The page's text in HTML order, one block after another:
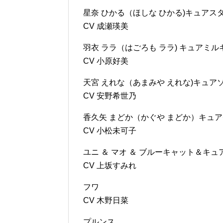
星奈 ひかる（ほしな ひかる)キュアス
CV 成瀬瑛美
羽衣 ララ（はごろも ララ) キュアミル
CV 小原好美
天宮 えれな（あまみや えれな)キュア
CV 安野希世乃
香久矢 まどか（かぐや まどか）キュ
CV 小松未可子
ユニ ＆ マオ ＆ ブルーキャット＆キュ
CV 上坂すみれ
フワ
CV 木野日菜